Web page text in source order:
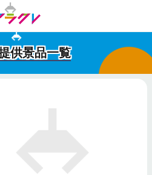
供景品一覧